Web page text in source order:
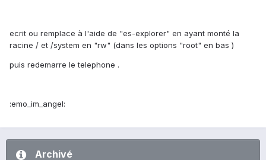
ecrit ou remplace à l'aide de "es-explorer" en ayant monté la
racine / et /system en "rw" (dans les options "root" en bas )
puis redemarre le telephone .
:emo_im_angel:
Archivé